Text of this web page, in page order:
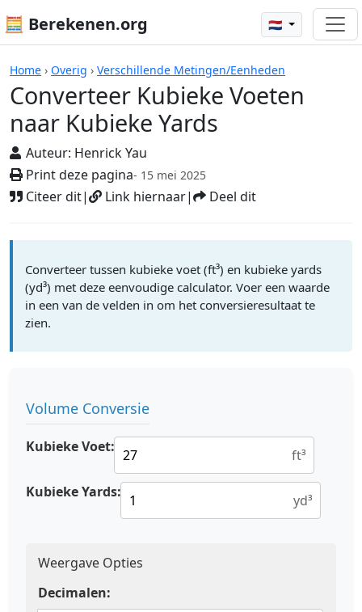
🧮 Berekenen.org 🇳🇱
Home › Overig › Verschillende Metingen/Eenheden
Converteer Kubieke Voeten
naar Kubieke Yards
Auteur: Henrick Yau
Print deze pagina- 15 mei 2025
Citeer dit| Link hiernaar| Deel dit
Rekenmachines
Converteer tussen kubieke voet (ft³) en kubieke yards
(yd³) met deze eenvoudige calculator. Voer een waarde
in een van de velden in om het conversieresultaat te
zien.
Volume Conversie
Kubieke Voet: ft³
Kubieke Yards: yd³
Weergave Opties
Decimalen: